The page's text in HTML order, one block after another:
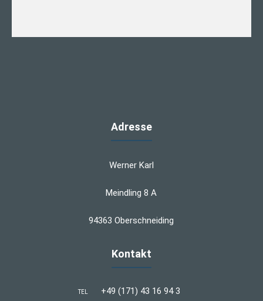
Adresse
Werner Karl
Meindling 8 A
94363 Oberschneiding
Kontakt
TEL +49 (171) 43 16 94 3